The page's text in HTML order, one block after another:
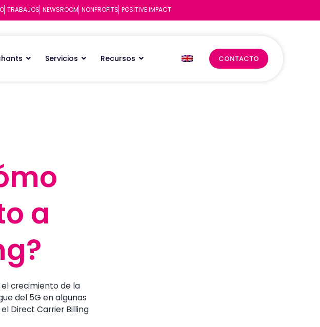
TRABAJOS NEWSROOM NONPROFITS POSITIVE IMPACT
Servicios Recursos CONTACTO
a
a
crecimiento de la
del 5G en algunas
Direct Carrier Billing